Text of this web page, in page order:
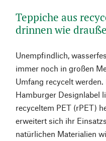
Teppiche aus
drinnen wie
Unempfindlich,
immer noch in großen
Umfang recycelt
Hamburger Designlabel
recyceltem PET (rPET)
erweitert sich ihr
natürlichen Materialien